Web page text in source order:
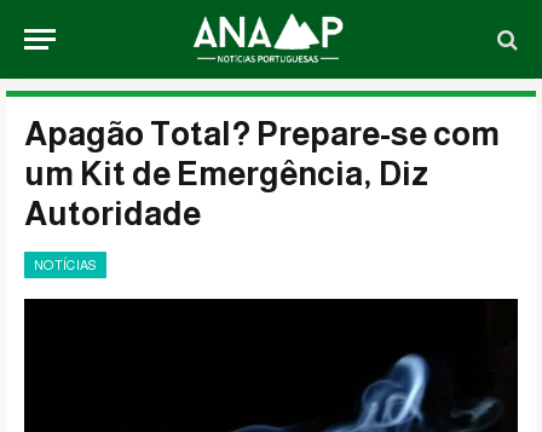
Apagão Total? Prepare-se com
um Kit de Emergência, Diz
Autoridade
NOTÍCIAS